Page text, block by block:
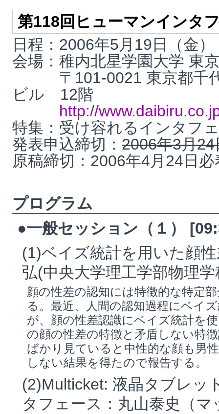
第118回ヒューマンインタ
日程：2006年5月19日（金）
会場：稚内北星学園大学 東
〒101-0021 東京都千代
ビル 12階
http://
特集：受け容れるインタフ
発表申込締切： 2006年3月24
原稿締切：2006年4月24日必
プログラム
●一般セッション（１）
(1)ベイズ統計を用いた顔
弘(中央大学理工学部物理学
顔の性差の認知には特徴的な特定
る。最近、人間の認知過程にベイ
が、顔の性差認識にベイズ統計を
の顔の性差の特徴と矛盾しない特
ばかり見ていると中性的な顔も男
しない結果を得たので報告する。
(2)Multicket: 液晶タブレッ
タフェース：丸山泰史（